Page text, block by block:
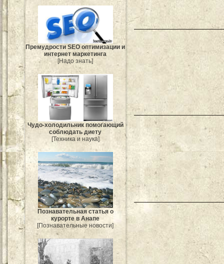
Премудрости SEO оптимизации и
интернет маркетинга
[Надо знать]
Чудо-холодильник помогающий
соблюдать диету
[Техника и наука]
Познавательная статья о
курорте в Анапе
[Познавательные новости]